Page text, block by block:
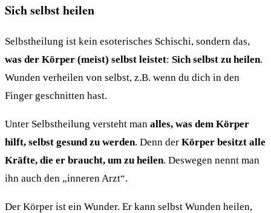
Sich selbst heilen
Selbstheilung ist kein esoterisches Schischi, sondern das,
was der Körper (meist) selbst leistet: Sich selbst zu heilen.
Wunden verheilen von selbst, z.B. wenn du dich in den
Finger geschnitten hast.
Unter Selbstheilung versteht man alles, was dem Körper
hilft, selbst gesund zu werden. Denn der Körper besitzt alle
Kräfte, die er braucht, um zu heilen. Deswegen nennt man
ihn auch den „inneren Arzt“.
Der Körper ist ein Wunder. Er kann selbst Wunden heilen,